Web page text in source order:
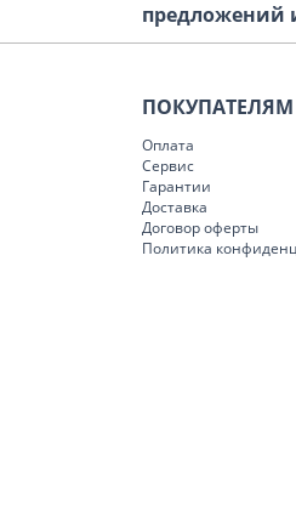
предложений
ПОКУПАТЕЛЯМ
Оплата
Сервис
Гарантии
Доставка
Договор оферты
Политика